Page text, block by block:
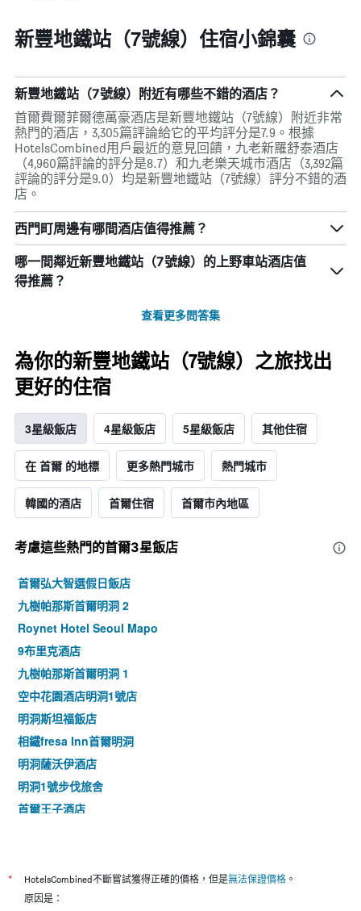
新豐地鐵站（7號線）住宿小錦囊
新豐地鐵站（7號線）附近有哪些不錯的酒店？
首爾費爾菲爾德萬豪酒店是新豐地鐵站（7號線）附近非常
熱門的酒店，3,305篇評論給它的平均評分是7.9。根據
HotelsCombined用戶最近的意見回饋，九老新羅舒泰酒店
（4,960篇評論的評分是8.7）和九老樂天城市酒店（3,392篇
評論的評分是9.0）均是新豐地鐵站（7號線）評分不錯的酒
店。
西門町周邊有哪間酒店值得推薦？
哪一間鄰近新豐地鐵站（7號線）的上野車站酒店值
得推薦？
查看更多問答集
為你的新豐地鐵站（7號線）之旅找出
更好的住宿
3星級飯店 4星級飯店 5星級飯店 其他住宿
在 首爾 的地標 更多熱門城市 熱門城市
韓國的酒店 首爾住宿 首爾市內地區
考慮這些熱門的首爾3星​飯店
首爾弘大智選假日飯店
九樹帕那斯首爾明洞 2
Roynet Hotel Seoul Mapo
9布里克酒店
九樹帕那斯首爾明洞 1
空中花園酒店明洞1號店
明洞斯坦福飯店
相鐵fresa Inn首爾明洞
明洞薩沃伊酒店
明洞1號步伐旅舍
首爾王子酒店
東大門伍吉儒庫帕住宿公寓式酒店
明洞stay B飯店
* HotelsCombined不斷嘗試獲得正確的價格，但是無法保證價格 。
原因是：